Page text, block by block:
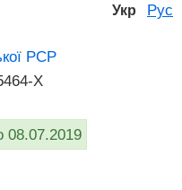
Укр Рус
РСР
X
08.07.2019